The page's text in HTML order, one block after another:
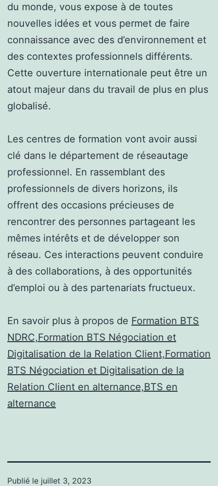
du monde, vous expose à de toutes
nouvelles idées et vous permet de faire
connaissance avec des d’environnement et
des contextes professionnels différents.
Cette ouverture internationale peut être un
atout majeur dans du travail de plus en plus
globalisé.
Les centres de formation vont avoir aussi
clé dans le département de réseautage
professionnel. En rassemblant des
professionnels de divers horizons, ils
offrent des occasions précieuses de
rencontrer des personnes partageant les
mêmes intérêts et de développer son
réseau. Ces interactions peuvent conduire
à des collaborations, à des opportunités
d’emploi ou à des partenariats fructueux.
En savoir plus à propos de Formation BTS
NDRC,Formation BTS Négociation et
Digitalisation de la Relation Client,Formation
BTS Négociation et Digitalisation de la
Relation Client en alternance,BTS en
alternance
Publié le juillet 3, 2023